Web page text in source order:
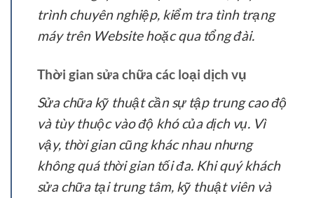
trình chuyên nghiệp, kiểm tra tình trạng
máy trên Website hoặc qua tổng đài.
Thời gian sửa chữa các loại dịch vụ
Sửa chữa kỹ thuật cần sự tập trung cao độ
và tùy thuộc vào độ khó của dịch vụ. Vì
vậy, thời gian cũng khác nhau nhưng
không quá thời gian tối đa. Khi quý khách
sửa chữa tại trung tâm, kỹ thuật viên và